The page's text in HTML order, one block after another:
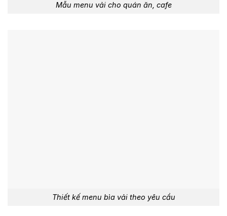
Mẫu menu vải cho quán ăn, cafe
Thiết kế menu bìa vải theo yêu cầu